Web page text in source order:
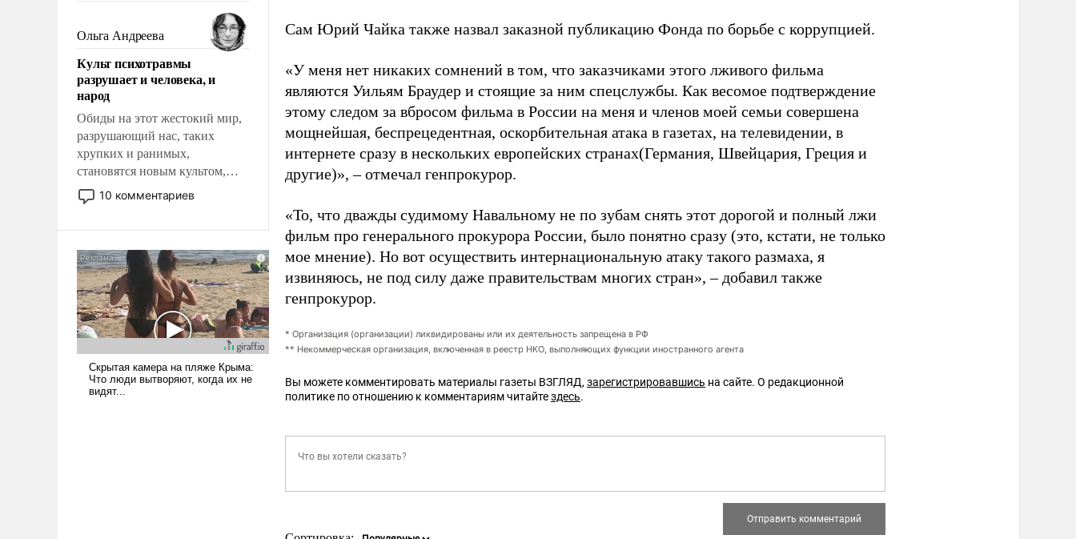
сложна и амбициозна. Однако
и ее реализация радикально
поднимет наши боевые
возможности.
Ольга Андреева
Культ психотравмы
разрушает и человека, и
народ
Обиды на этот жестокий мир,
разрушающий нас, таких
хрупких и ранимых,
становятся новым культом,
постепенно вытесняя и
отменяя традиционное
ударами судьбы, брать на себя
ответственность, помогать
слабым, идти вперед и
адаптироваться.
10 комментариев
Сам Юрий Чайка также назвал заказной публикацию Фонда по борьбе с коррупцией.
«У меня нет никаких сомнений в том, что заказчиками этого лживого фильма
являются Уильям Браудер и стоящие за ним спецслужбы. Как весомое подтверждение
этому следом за вбросом фильма в России на меня и членов моей семьи совершена
мощнейшая, беспрецедентная, оскорбительная атака в газетах, на телевидении, в
интернете сразу в нескольких европейских странах(Германия, Швейцария, Греция и
другие)», – отмечал генпрокурор.
«То, что дважды судимому Навальному не по зубам снять этот дорогой и полный лжи
фильм про генерального прокурора России, было понятно сразу (это, кстати, не только
мое мнение). Но вот осуществить интернациональную атаку такого размаха, я
извиняюсь, не под силу даже правительствам многих стран», – добавил также
генпрокурор.
* Организация (организации) ликвидированы или их деятельность запрещена в РФ
** Некоммерческая организация, включенная в реестр НКО, выполняющих функции иностранного агента
Вы можете комментировать материалы газеты ВЗГЛЯД, зарегистрировавшись на сайте. О редакционной
политике по отношению к комментариям читайтездесь.